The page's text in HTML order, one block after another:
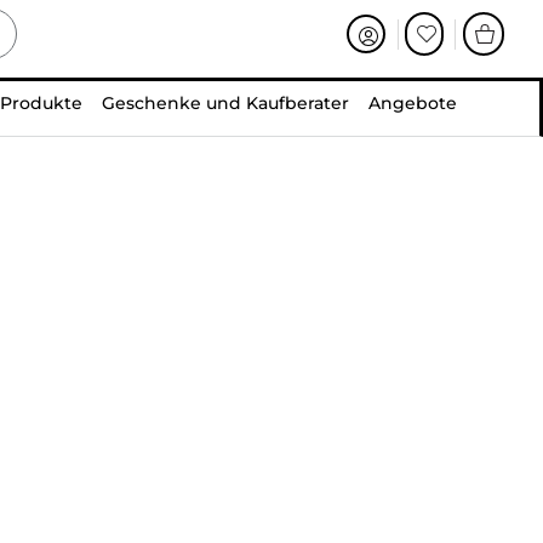
Geschenke und Kaufberater Angebote